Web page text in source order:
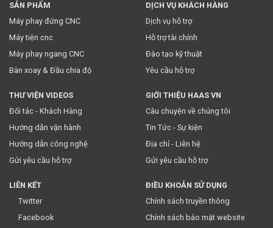
* Việc này đồng nghĩa với việc bạn chấp nhậnchính sách
của chúng tôi.
SẢN PHẨM
Máy phay đứng CNC
Máy tiện cnc
Máy phay ngang CNC
Bàn xoay & Đầu chia độ
DỊCH VỤ KHÁCH HÀNG
Dịch vụ hỗ trợ
Hỗ trợ tài chính
Đào tạo kỹ thuật
Yêu cầu hỗ trợ
THƯ VIỆN VIDEOS
Đối tác - Khách Hàng
Hướng dẫn vận hành
Hướng dẫn công nghệ
Gửi yêu cầu hỗ trợ
GIỚI THIỆU HAAS VN
Câu chuyện về chúng tôi
Tin Tức - Sự kiện
Địa chỉ - Liên hệ
Gửi yêu cầu hỗ trợ
LIÊN KẾT
Twitter
Facebook
ĐIỀU KHOẢN SỬ DỤNG
Chính sách truyền thông
Chính sách bảo mật website